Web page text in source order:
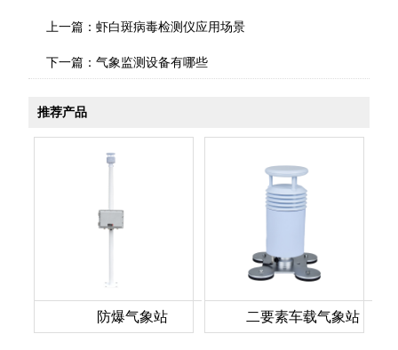
上一篇： 虾白斑病毒检测仪应用场景
下一篇： 气象监测设备有哪些
推荐产品
防爆气象站 二要素车载气象站